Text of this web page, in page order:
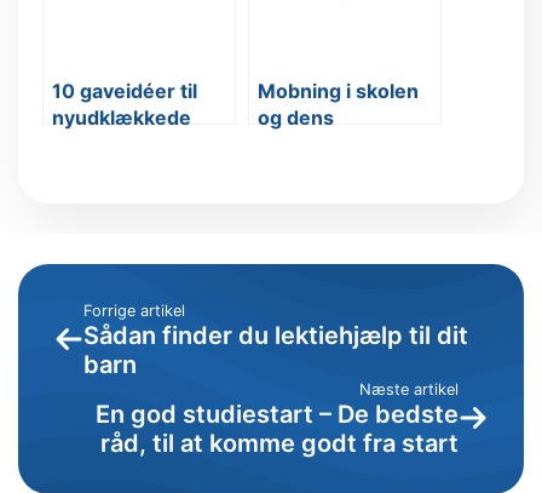
10 gaveidéer til
nyudklækkede
Mobning i skolen
og dens
Forrige artikel
Sådan finder du lektiehjælp til dit
barn
Næste artikel
En god studiestart – De bedste
råd, til at komme godt fra start